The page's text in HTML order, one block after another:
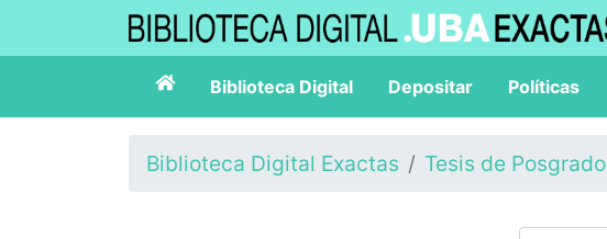
Biblioteca Digital Depositar Políticas
Biblioteca Digital Exactas Tesis de Posgrado